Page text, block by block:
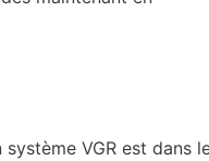
VGR est dans